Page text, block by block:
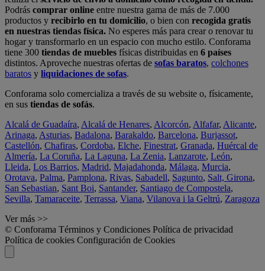
Podrás comprar online entre nuestra gama de más de 7.000
productos y recibirlo en tu domicilio, o bien con recogida gratis
en nuestras tiendas física. No esperes más para crear o renovar tu
hogar y transformarlo en un espacio con mucho estilo. Conforama
tiene 300 tiendas de muebles físicas distribuidas en 6 países
distintos. Aproveche nuestras ofertas de sofas baratos, colchones
baratos y liquidaciones de sofas.
Conforama solo comercializa a través de su website o, físicamente,
en sus tiendas de sofás.
Alcalá de Guadaíra, Alcalá de Henares, Alcorcón, Alfafar, Alicante,
Arinaga, Asturias, Badalona, Barakaldo, Barcelona, Burjassot,
Castellón, Chafiras, Cordoba, Elche, Finestrat, Granada, Huércal de
Almería, La Coruña, La Laguna, La Zenia, Lanzarote, León,
Lleida, Los Barrios, Madrid, Majadahonda, Málaga, Murcia,
Orotava, Palma, Pamplona, Rivas, Sabadell, Sagunto, Salt, Girona,
San Sebastian, Sant Boi, Santander, Santiago de Compostela,
Sevilla, Tamaraceite, Terrassa, Viana, Vilanova i la Geltrú, Zaragoza
Ver más >>
© Conforama Términos y Condiciones Política de privacidad
Política de cookies Configuración de Cookies